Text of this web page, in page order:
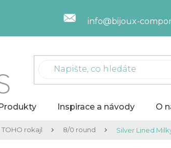
info@bijoux-
Inspirace a návody O
TOHO rokajl 8/0 round Silver Lined